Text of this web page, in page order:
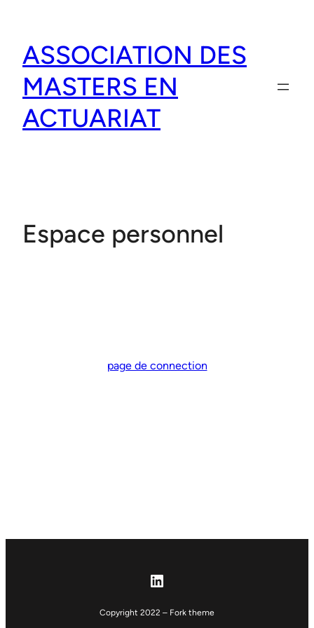
contenu
ASSOCIATION DES
MASTERS EN
ACTUARIAT
Espace personnel
page de connection
LinkedIn
Copyright 2022 – Fork theme